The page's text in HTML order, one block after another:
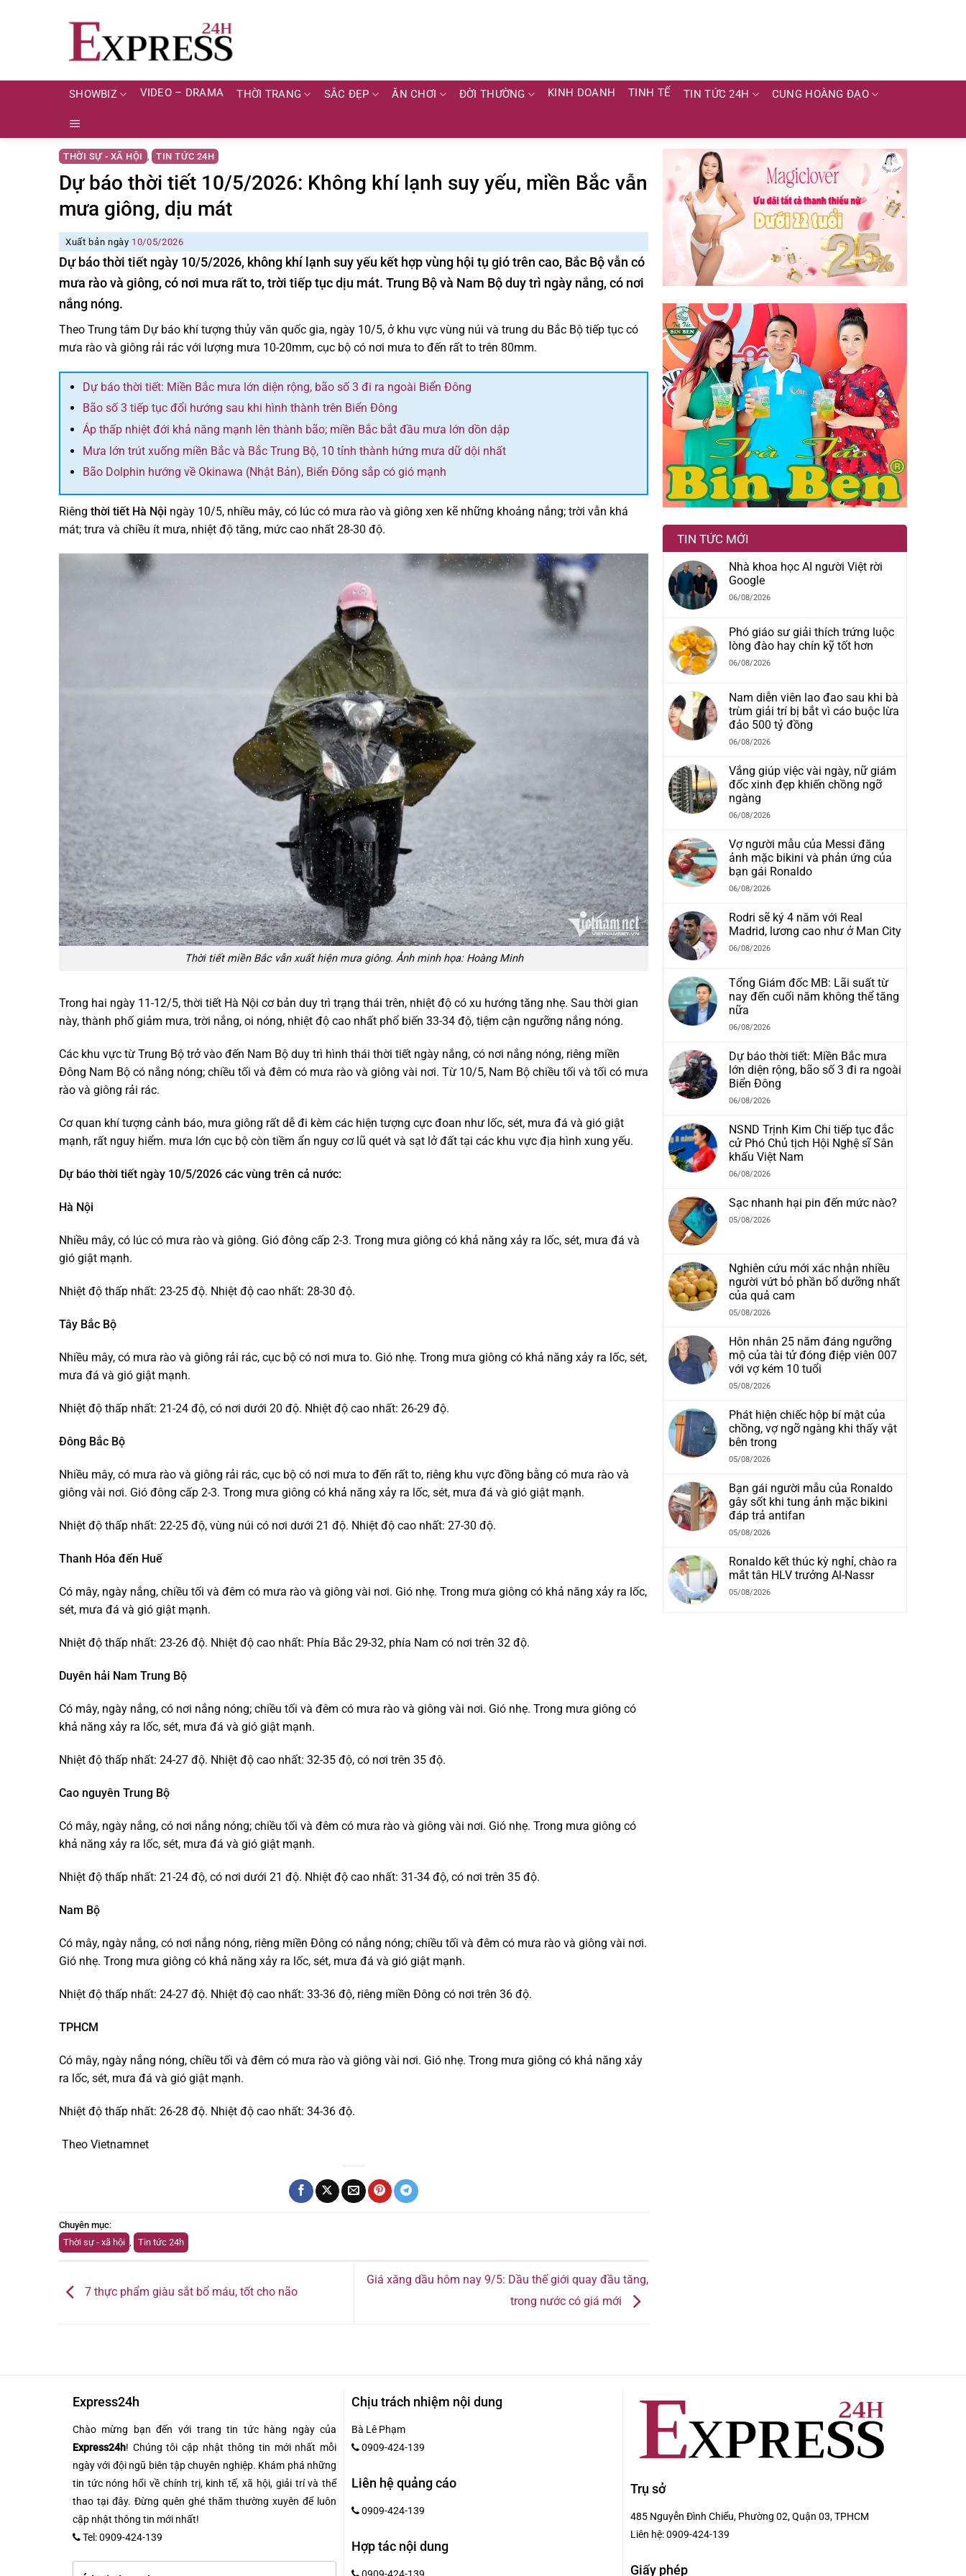
SHOWBIZ VIDEO – DRAMA THỜI TRANG SẮC ĐẸP ĂN CHƠI ĐỜI THƯỜNG KINH DOANH TINH TẾ TIN TỨC 24H CUNG HOÀNG ĐẠO
THỜI SỰ - XÃ HỘI , TIN TỨC 24H
Dự báo thời tiết 10/5/2026: Không khí lạnh suy yếu, miền Bắc vẫn
mưa giông, dịu mát
Xuất bản ngày 10/05/2026
Dự báo thời tiết ngày 10/5/2026, không khí lạnh suy yếu kết hợp vùng hội tụ gió trên cao, Bắc Bộ vẫn có
mưa rào và giông, có nơi mưa rất to, trời tiếp tục dịu mát. Trung Bộ và Nam Bộ duy trì ngày nắng, có nơi
nắng nóng.
Theo Trung tâm Dự báo khí tượng thủy văn quốc gia, ngày 10/5, ở khu vực vùng núi và trung du Bắc Bộ tiếp tục có
mưa rào và giông rải rác với lượng mưa 10-20mm, cục bộ có nơi mưa to đến rất to trên 80mm.
Dự báo thời tiết: Miền Bắc mưa lớn diện rộng, bão số 3 đi ra ngoài Biển Đông
Bão số 3 tiếp tục đổi hướng sau khi hình thành trên Biển Đông
Áp thấp nhiệt đới khả năng mạnh lên thành bão; miền Bắc bắt đầu mưa lớn dồn dập
Mưa lớn trút xuống miền Bắc và Bắc Trung Bộ, 10 tỉnh thành hứng mưa dữ dội nhất
Bão Dolphin hướng về Okinawa (Nhật Bản), Biển Đông sắp có gió mạnh
Riêng thời tiết Hà Nội ngày 10/5, nhiều mây, có lúc có mưa rào và giông xen kẽ những khoảng nắng; trời vẫn khá
mát; trưa và chiều ít mưa, nhiệt độ tăng, mức cao nhất 28-30 độ.
Thời tiết miền Bắc vẫn xuất hiện mưa giông. Ảnh minh họa: Hoàng Minh
Trong hai ngày 11-12/5, thời tiết Hà Nội cơ bản duy trì trạng thái trên, nhiệt độ có xu hướng tăng nhẹ. Sau thời gian
này, thành phố giảm mưa, trời nắng, oi nóng, nhiệt độ cao nhất phổ biến 33-34 độ, tiệm cận ngưỡng nắng nóng.
Các khu vực từ Trung Bộ trở vào đến Nam Bộ duy trì hình thái thời tiết ngày nắng, có nơi nắng nóng, riêng miền
Đông Nam Bộ có nắng nóng; chiều tối và đêm có mưa rào và giông vài nơi. Từ 10/5, Nam Bộ chiều tối và tối có mưa
rào và giông rải rác.
Cơ quan khí tượng cảnh báo, mưa giông rất dễ đi kèm các hiện tượng cực đoan như lốc, sét, mưa đá và gió giật
mạnh, rất nguy hiểm. mưa lớn cục bộ còn tiềm ẩn nguy cơ lũ quét và sạt lở đất tại các khu vực địa hình xung yếu.
Dự báo thời tiết ngày 10/5/2026 các vùng trên cả nước:
Hà Nội
Nhiều mây, có lúc có mưa rào và giông. Gió đông cấp 2-3. Trong mưa giông có khả năng xảy ra lốc, sét, mưa đá và
gió giật mạnh.
Nhiệt độ thấp nhất: 23-25 độ. Nhiệt độ cao nhất: 28-30 độ.
Tây Bắc Bộ
Nhiều mây, có mưa rào và giông rải rác, cục bộ có nơi mưa to. Gió nhẹ. Trong mưa giông có khả năng xảy ra lốc, sét,
mưa đá và gió giật mạnh.
Nhiệt độ thấp nhất: 21-24 độ, có nơi dưới 20 độ. Nhiệt độ cao nhất: 26-29 độ.
Đông Bắc Bộ
Nhiều mây, có mưa rào và giông rải rác, cục bộ có nơi mưa to đến rất to, riêng khu vực đồng bằng có mưa rào và
giông vài nơi. Gió đông cấp 2-3. Trong mưa giông có khả năng xảy ra lốc, sét, mưa đá và gió giật mạnh.
Nhiệt độ thấp nhất: 22-25 độ, vùng núi có nơi dưới 21 độ. Nhiệt độ cao nhất: 27-30 độ.
Thanh Hóa đến Huế
Có mây, ngày nắng, chiều tối và đêm có mưa rào và giông vài nơi. Gió nhẹ. Trong mưa giông có khả năng xảy ra lốc,
sét, mưa đá và gió giật mạnh.
Nhiệt độ thấp nhất: 23-26 độ. Nhiệt độ cao nhất: Phía Bắc 29-32, phía Nam có nơi trên 32 độ.
Duyên hải Nam Trung Bộ
Có mây, ngày nắng, có nơi nắng nóng; chiều tối và đêm có mưa rào và giông vài nơi. Gió nhẹ. Trong mưa giông có
khả năng xảy ra lốc, sét, mưa đá và gió giật mạnh.
Nhiệt độ thấp nhất: 24-27 độ. Nhiệt độ cao nhất: 32-35 độ, có nơi trên 35 độ.
Cao nguyên Trung Bộ
Có mây, ngày nắng, có nơi nắng nóng; chiều tối và đêm có mưa rào và giông vài nơi. Gió nhẹ. Trong mưa giông có
khả năng xảy ra lốc, sét, mưa đá và gió giật mạnh.
Nhiệt độ thấp nhất: 21-24 độ, có nơi dưới 21 độ. Nhiệt độ cao nhất: 31-34 độ, có nơi trên 35 độ.
Nam Bộ
Có mây, ngày nắng, có nơi nắng nóng, riêng miền Đông có nắng nóng; chiều tối và đêm có mưa rào và giông vài nơi.
Gió nhẹ. Trong mưa giông có khả năng xảy ra lốc, sét, mưa đá và gió giật mạnh.
Nhiệt độ thấp nhất: 24-27 độ. Nhiệt độ cao nhất: 33-36 độ, riêng miền Đông có nơi trên 36 độ.
TPHCM
Có mây, ngày nắng nóng, chiều tối và đêm có mưa rào và giông vài nơi. Gió nhẹ. Trong mưa giông có khả năng xảy
ra lốc, sét, mưa đá và gió giật mạnh.
Nhiệt độ thấp nhất: 26-28 độ. Nhiệt độ cao nhất: 34-36 độ.
Theo Vietnamnet
Chuyên mục:
Thời sự - xã hội
Tin tức 24h
7 thực phẩm giàu sắt bổ máu, tốt cho não
Giá xăng dầu hôm nay 9/5: Dầu thế giới quay đầu tăng,
trong nước có giá mới
TIN TỨC MỚI
Nhà khoa học AI người Việt rời
Google
06/08/2026
Phó giáo sư giải thích trứng luộc
lòng đào hay chín kỹ tốt hơn
06/08/2026
Nam diễn viên lao đao sau khi bà
trùm giải trí bị bắt vì cáo buộc lừa
đảo 500 tỷ đồng
06/08/2026
Vắng giúp việc vài ngày, nữ giám
đốc xinh đẹp khiến chồng ngỡ
ngàng
06/08/2026
Vợ người mẫu của Messi đăng
ảnh mặc bikini và phản ứng của
bạn gái Ronaldo
06/08/2026
Rodri sẽ ký 4 năm với Real
Madrid, lương cao như ở Man City
06/08/2026
Tổng Giám đốc MB: Lãi suất từ
nay đến cuối năm không thể tăng
nữa
06/08/2026
Dự báo thời tiết: Miền Bắc mưa
lớn diện rộng, bão số 3 đi ra ngoài
Biển Đông
06/08/2026
NSND Trịnh Kim Chi tiếp tục đắc
cử Phó Chủ tịch Hội Nghệ sĩ Sân
khấu Việt Nam
06/08/2026
Sạc nhanh hại pin đến mức nào?
05/08/2026
Nghiên cứu mới xác nhận nhiều
người vứt bỏ phần bổ dưỡng nhất
của quả cam
05/08/2026
Hôn nhân 25 năm đáng ngưỡng
mộ của tài tử đóng điệp viên 007
với vợ kém 10 tuổi
05/08/2026
Phát hiện chiếc hộp bí mật của
chồng, vợ ngỡ ngàng khi thấy vật
bên trong
05/08/2026
Bạn gái người mẫu của Ronaldo
gây sốt khi tung ảnh mặc bikini
đáp trả antifan
05/08/2026
Ronaldo kết thúc kỳ nghỉ, chào ra
mắt tân HLV trưởng Al-Nassr
05/08/2026
Express24h
Chào mừng bạn đến với trang tin tức hàng ngày của
Express24h! Chúng tôi cập nhật thông tin mới nhất mỗi
ngày với đội ngũ biên tập chuyên nghiệp. Khám phá những
tin tức nóng hổi về chính trị, kinh tế, xã hội, giải trí và thể
thao tại đây. Đừng quên ghé thăm thường xuyên để luôn
cập nhật thông tin mới nhất!
Tel: 0909-424-139
Chịu trách nhiệm nội dung
Bà Lê Phạm
0909-424-139
Liên hệ quảng cáo
0909-424-139
Hợp tác nội dung
Trụ sở
485 Nguyễn Đình Chiểu, Phường 02, Quận 03, TPHCM
Liên hệ:0909-424-139
Giấy phép